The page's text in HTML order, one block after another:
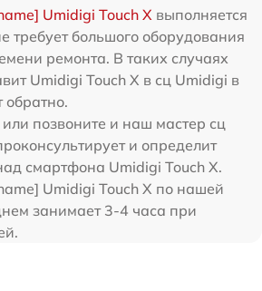
Umidigi Touch X выполняется
требует большого оборудования
ремонта. В таких случаях
Umidigi Touch X в сц Umidigi в
обратно.
позвоните и наш мастер сц
и определит
смартфона Umidigi Touch X.
Umidigi Touch X по нашей
занимает 3-4 часа при